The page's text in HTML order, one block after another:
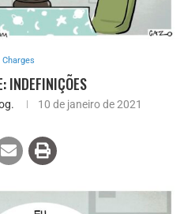
Charges
INDEFINIÇÕES
10 de janeiro de 2021